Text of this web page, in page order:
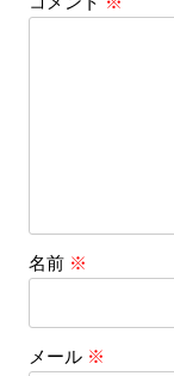
ョ
名前 ※
メール ※